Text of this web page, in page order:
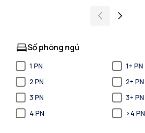
Số phòng ngủ
1 PN
1+ PN
2 PN
2+ PN
3 PN
3+ PN
4 PN
>4 PN